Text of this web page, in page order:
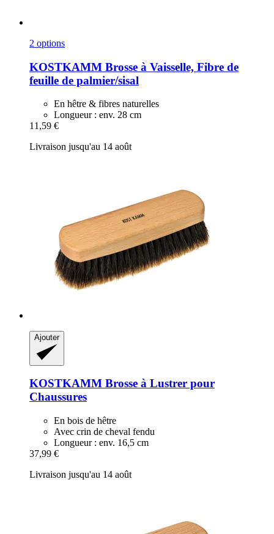
2 options
KOSTKAMM Brosse à Vaisselle, Fibre de
feuille de palmier/sisal
En hêtre & fibres naturelles
Longueur : env. 28 cm
11,59 €
Livraison jusqu'au 14 août
Ajouter
KOSTKAMM Brosse à Lustrer pour
Chaussures
En bois de hêtre
Avec crin de cheval fendu
Longueur : env. 16,5 cm
37,99 €
Livraison jusqu'au 14 août